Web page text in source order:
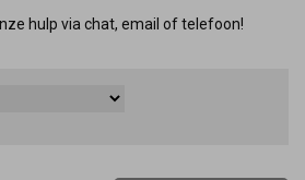
hulp via chat, email of telefoon!